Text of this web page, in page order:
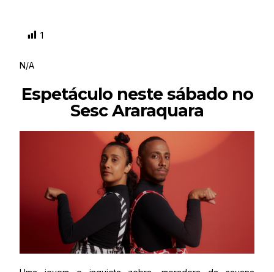
1
N/A
Espetáculo neste sábado no
Sesc Araraquara